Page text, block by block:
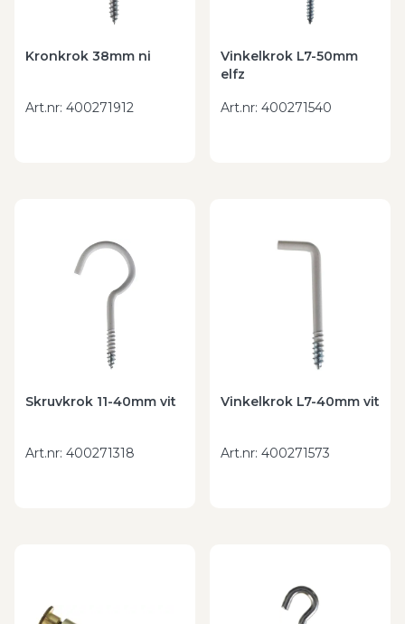
Kronkrok 38mm ni
Art.nr: 400271912
Vinkelkrok L7-50mm
elfz
Art.nr: 400271540
Skruvkrok 11-40mm vit
Art.nr: 400271318
Vinkelkrok L7-40mm vit
Art.nr: 400271573